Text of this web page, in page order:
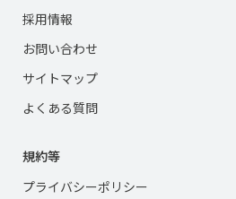
採用情報
お問い合わせ
サイトマップ
よくある質問
規約等
プライバシーポリシー